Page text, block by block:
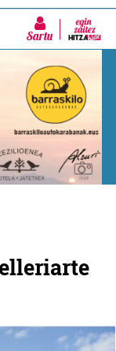
Sartu